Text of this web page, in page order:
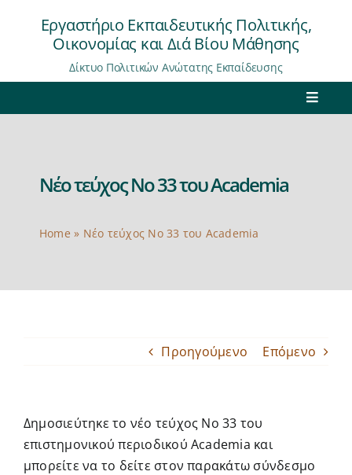
περιεχόμενο
Εργαστήριο Εκπαιδευτικής Πολιτικής,
Οικονομίας και Διά Βίου Μάθησης
Δίκτυο Πολιτικών Ανώτατης Εκπαίδευσης
Toggle
Εργαστήριο
Περιοδικό “Academia”
Εκδηλώσεις
Παροχή Υπηρεσιών
Νέο τεύχος Νο 33 του Academia
Home » Νέο τεύχος Νο 33 του Academia
Προηγούμενο Επόμενο
Δημοσιεύτηκε το νέο τεύχος Νο 33 του
επιστημονικού περιοδικού Academia και
μπορείτε να το δείτε στον παρακάτω σύνδεσμο